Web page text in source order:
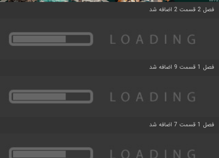
فصل 2 قسمت 2 اضافه شد
فصل 1 قسمت 9 اضافه شد
فصل 1 قسمت 7 اضافه شد